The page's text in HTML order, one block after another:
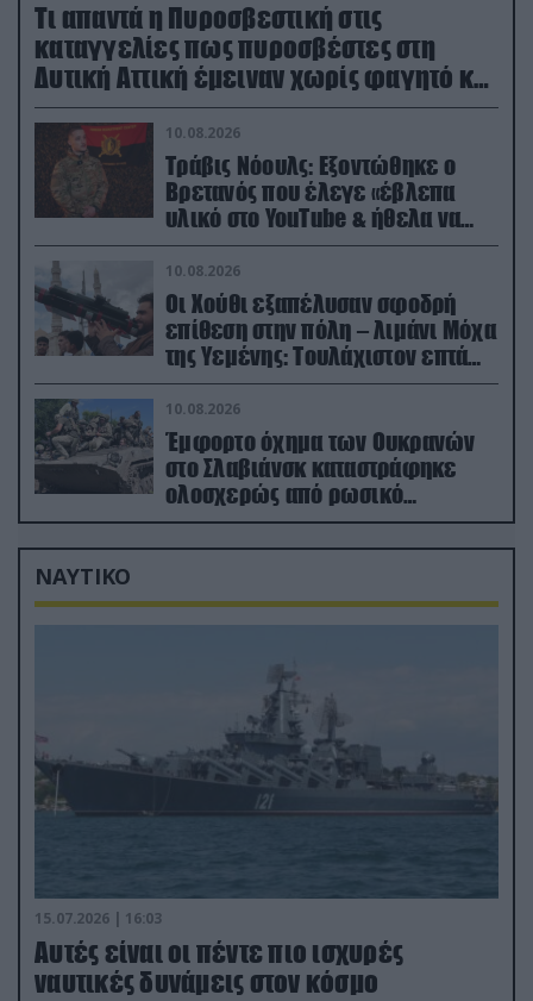
Τι απαντά η Πυροσβεστική στις
καταγγελίες πως πυροσβέστες στη
Δυτική Αττική έμειναν χωρίς φαγητό και
νερό
10.08.2026
Τράβις Νόουλς: Εξοντώθηκε ο
Βρετανός που έλεγε «έβλεπα
υλικό στο YouTube & ήθελα να
καθαρίσω τους Ρώσους» (βίντεο)
10.08.2026
Οι Χούθι εξαπέλυσαν σφοδρή
επίθεση στην πόλη – λιμάνι Μόχα
της Υεμένης: Toυλάχιστον επτά
νεκροί (βίντεο)
10.08.2026
Έμφορτο όχημα των Ουκρανών
στο Σλαβιάνσκ καταστράφηκε
ολοσχερώς από ρωσικό
μαχητικό μέσα στην πόλη!
(βίντεο)
ΝΑΥΤΙΚΟ
15.07.2026 | 16:03
Aυτές είναι οι πέντε πιο ισχυρές
ναυτικές δυνάμεις στον κόσμο